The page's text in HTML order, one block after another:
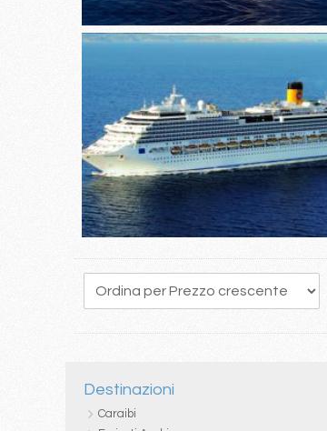
21 22 23 24
Destinazioni
Caraibi